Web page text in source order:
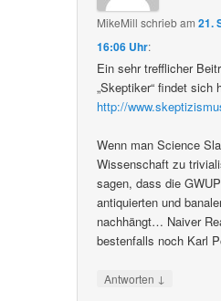
MikeMill schriebam21.
16:06 Uhr:
Ein sehr trefflicher
„Skeptiker“ findet sich
http://
Wenn man Science
Wissenschaft zu
sagen, dass die
antiquierten und
nachhängt… Naiver
bestenfalls noch Karl
Antworten ↓